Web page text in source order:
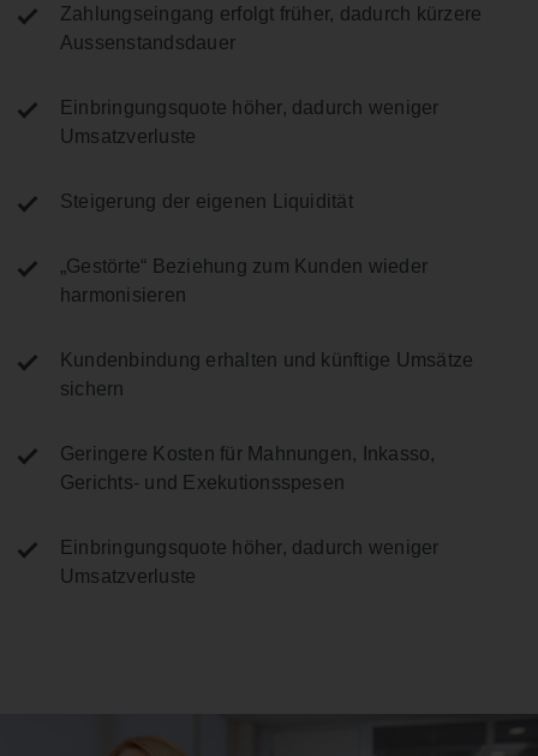
Zahlungseingang erfolgt früher, dadurch kürzere
Aussenstandsdauer
Einbringungsquote höher, dadurch weniger
Umsatzverluste
Steigerung der eigenen Liquidität
„Gestörte“ Beziehung zum Kunden wieder
harmonisieren
Kundenbindung erhalten und künftige Umsätze
sichern
Geringere Kosten für Mahnungen, Inkasso,
Gerichts- und Exekutionsspesen
Einbringungsquote höher, dadurch weniger
Umsatzverluste